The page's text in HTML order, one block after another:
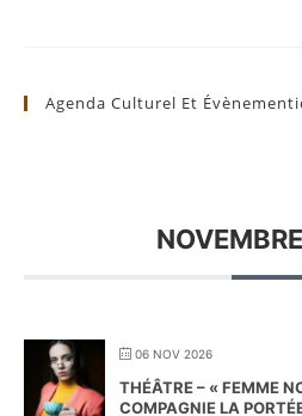
Agenda Culturel Et
06 NOV 2026
THÉÂTRE – « FEMME
COMPAGNIE LA